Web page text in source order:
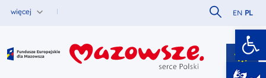
więcej Szukaj w
EN PL
Fundusze Europejskie dla Mazowsza